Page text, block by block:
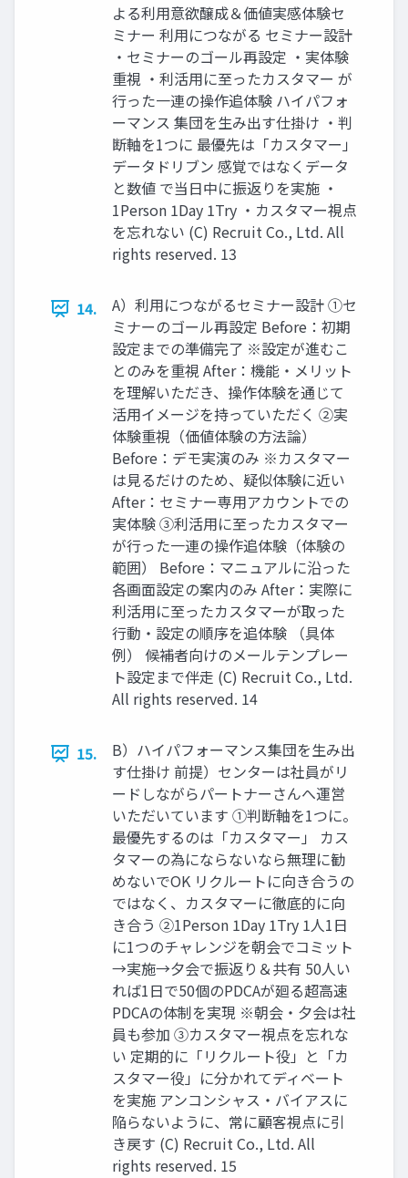
よる利用意欲醸成＆価値実感体験セ
ミナー 利用につながる セミナー設計
・セミナーのゴール再設定 ・実体験
重視 ・利活用に至ったカスタマー が
行った一連の操作追体験 ハイパフォ
ーマンス 集団を生み出す仕掛け ・判
断軸を1つに 最優先は「カスタマー」
データドリブン 感覚ではなくデータ
と数値 で当日中に振返りを実施 ・
1Person 1Day 1Try ・カスタマー視点
を忘れない (C) Recruit Co., Ltd. All
rights reserved. 13
14.
A）利用につながるセミナー設計 ①セ
ミナーのゴール再設定 Before：初期
設定までの準備完了 ※設定が進むこ
とのみを重視 After：機能・メリット
を理解いただき、操作体験を通じて
活用イメージを持っていただく ②実
体験重視（価値体験の方法論）
Before：デモ実演のみ ※カスタマー
は見るだけのため、疑似体験に近い
After：セミナー専用アカウントでの
実体験 ③利活用に至ったカスタマー
が行った一連の操作追体験（体験の
範囲） Before：マニュアルに沿った
各画面設定の案内のみ After：実際に
利活用に至ったカスタマーが取った
行動・設定の順序を追体験 （具体
例） 候補者向けのメールテンプレー
ト設定まで伴走 (C) Recruit Co., Ltd.
All rights reserved. 14
15.
B）ハイパフォーマンス集団を生み出
す仕掛け 前提）センターは社員がリ
ードしながらパートナーさんへ運営
いただいています ①判断軸を1つに。
最優先するのは「カスタマー」 カス
タマーの為にならないなら無理に勧
めないでOK リクルートに向き合うの
ではなく、カスタマーに徹底的に向
き合う ②1Person 1Day 1Try 1人1日
に1つのチャレンジを朝会でコミット
→実施→夕会で振返り＆共有 50人い
れば1日で50個のPDCAが廻る超高速
PDCAの体制を実現 ※朝会・夕会は社
員も参加 ③カスタマー視点を忘れな
い 定期的に「リクルート役」と「カ
スタマー役」に分かれてディベート
を実施 アンコンシャス・バイアスに
陥らないように、常に顧客視点に引
き戻す (C) Recruit Co., Ltd. All
rights reserved. 15